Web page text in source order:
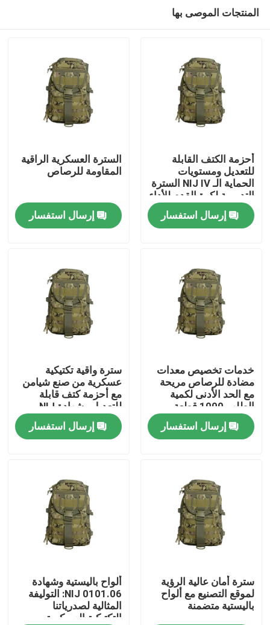
المنتجات
حولنا
جولة في المصنع
اطلب اقتباس
ملابس عسكرية تكتيكية
سترة عسكرية تكتيكية مضادة للرصاص
المنتجات الموصى بها
أحزمة الكتف القابلة
للتعديل ومستويات
الحماية الـ NIJ IV السترة
التدريبية لكرة القدم للأداء
المثالي
إرسال استفسار
السترة العسكرية الراقية
المقاومة للرصاص
إرسال استفسار
خدمات تخصيص معدات
مضادة للرصاص مريحة
مع الحد الأدنى لكمية
الطلب 1000 قطعة
إرسال استفسار
سترة واقية تكتيكية
عسكرية من صنع شيامن
مع أحزمة كتف قابلة
للتعديل وشهادة NIJ
0101.06
إرسال استفسار
سترة أمان عالية الرؤية
لموقع التصنيع مع ألواح
باليستية متضمنة
ألواح باليستية وشهادة
NIJ 0101.06: التوليفة
المثالية لصدرياتنا
التكتيكية العسكرية